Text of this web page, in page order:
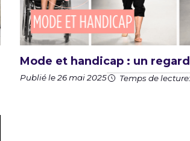
Mode et handicap : un
Publié le 26 mai 2025 Temps de